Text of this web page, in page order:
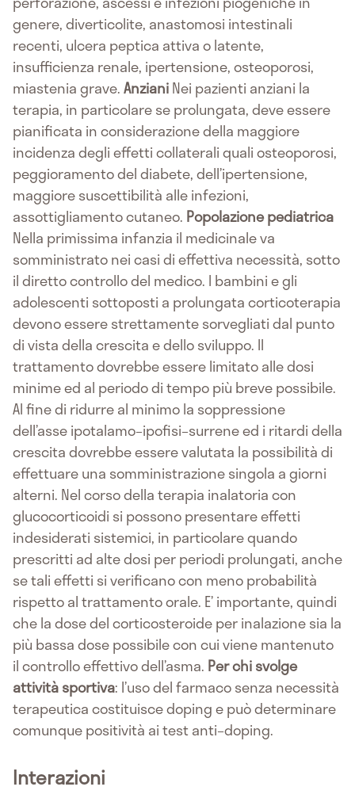
genere, diverticolite, anastomosi intestinali
recenti, ulcera peptica attiva o latente,
insufficienza renale, ipertensione, osteoporosi,
miastenia grave.AnzianiNei pazienti anziani la
terapia, in particolare se prolungata, deve essere
pianificata in considerazione della maggiore
incidenza degli effetti collaterali quali osteoporosi,
peggioramento del diabete, dell’ipertensione,
maggiore suscettibilità alle infezioni,
assottigliamento cutaneo. Popolazione pediatrica
Nella primissima infanzia il medicinale va
somministrato nei casi di effettiva necessità, sotto
il diretto controllo del medico. I bambini e gli
adolescenti sottoposti a prolungata corticoterapia
devono essere strettamente sorvegliati dal punto
di vista della crescita e dello sviluppo. Il
trattamento dovrebbe essere limitato alle dosi
minime ed al periodo di tempo più breve possibile.
Al fine di ridurre al minimo la soppressione
dell’asse ipotalamo–ipofisi–surrene ed i ritardi della
crescita dovrebbe essere valutata la possibilità di
effettuare una somministrazione singola a giorni
alterni. Nel corso della terapia inalatoria con
glucocorticoidi si possono presentare effetti
indesiderati sistemici, in particolare quando
prescritti ad alte dosi per periodi prolungati, anche
se tali effetti si verificano con meno probabilità
rispetto al trattamento orale. E’ importante, quindi
che la dose del corticosteroide per inalazione sia la
più bassa dose possibile con cui viene mantenuto
il controllo effettivo dell’asma. Per chi svolge
attività sportiva: l’uso del farmaco senza necessità
terapeutica costituisce doping e può determinare
comunque positività ai test anti–doping.
Interazioni